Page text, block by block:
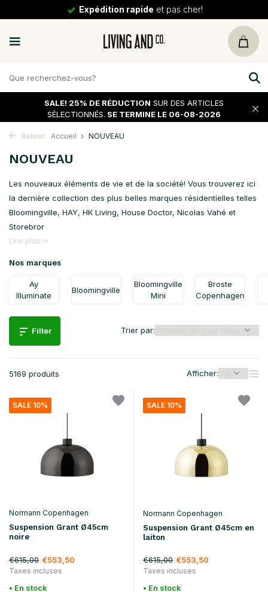
30 jours de tour
SALE! 25% DE RÉDUCTION SUR DES ARTICLES
SÉLECTIONNÉS. SE TERMINE LE 06-08-2026
Retour Accueil NOUVEAU
NOUVEAU
Les nouveaux éléments de vie et de la société! Vous trouverez ici
la dernière collection des plus belles marques résidentielles telles
Bloomingville, HAY, HK Living, House Doctor, Nicolas Vahé et
Storebror
Lire plus
Nos marques
Ay
Illuminate
Bloomingville
Bloomingville
Mini
Broste
Copenhagen
Filter
5169 produits Afficher:
Trier par:
SALE 10%
Normann Copenhagen
Suspension Grant Ø45cm
noire
€615,00 €553,50
Taxes incluses
• En stock
SALE 10%
Normann Copenhagen
Suspension Grant Ø45cm en
laiton
€615,00 €553,50
Taxes incluses
• En stock